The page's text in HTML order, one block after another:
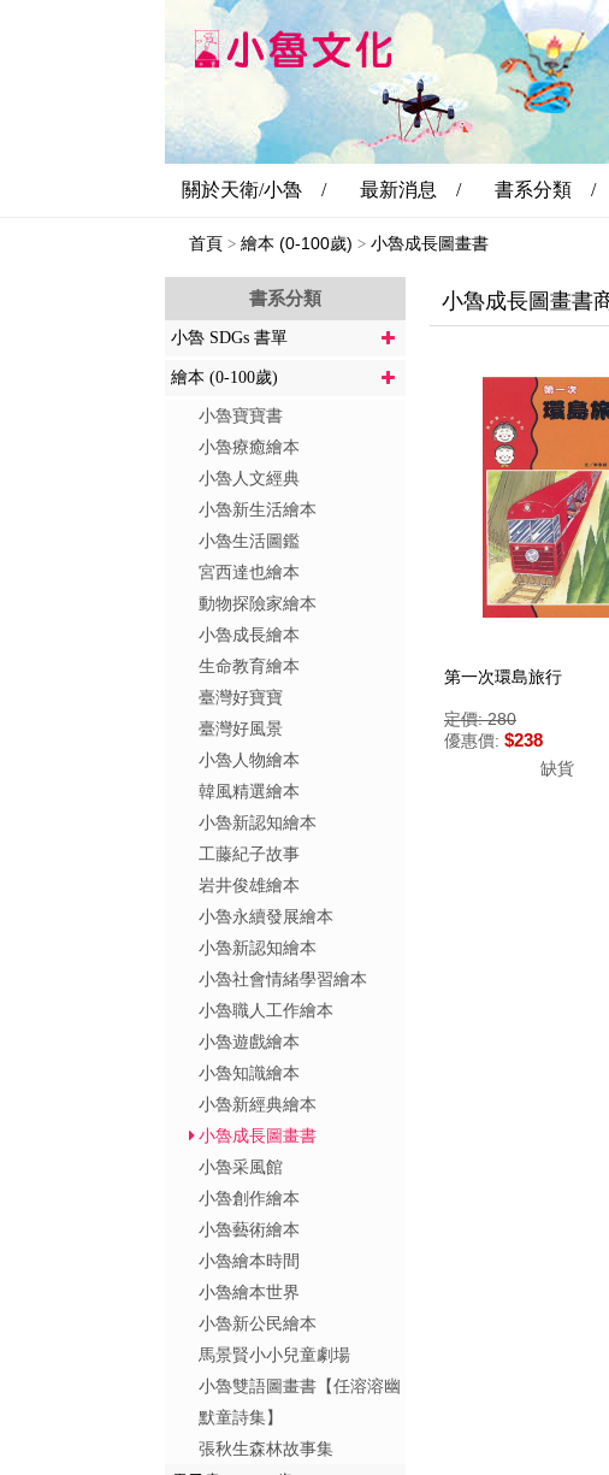
關於天衛/小魯 / 最新消息 / 書系分類 /
首頁 > 繪本 (0-100歲) > 小魯成長圖畫書
書系分類
小魯 SDGs 書單
繪本 (0-100歲)
小魯寶寶書
小魯療癒繪本
小魯人文經典
小魯新生活繪本
小魯生活圖鑑
宮西達也繪本
動物探險家繪本
小魯成長繪本
生命教育繪本
臺灣好寶寶
臺灣好風景
小魯人物繪本
韓風精選繪本
小魯新認知繪本
工藤紀子故事
岩井俊雄繪本
小魯永續發展繪本
小魯新認知繪本
小魯社會情緒學習繪本
小魯職人工作繪本
小魯遊戲繪本
小魯知識繪本
小魯新經典繪本
小魯成長圖畫書
小魯采風館
小魯創作繪本
小魯藝術繪本
小魯繪本時間
小魯繪本世界
小魯新公民繪本
馬景賢小小兒童劇場
小魯雙語圖畫書【任溶溶幽
默童詩集】
張秋生森林故事集
小魯成長圖畫書
第一次環島旅行
定價: 280
優惠價: $238
缺貨